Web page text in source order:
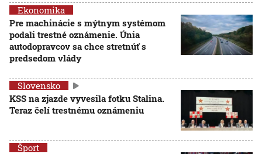
Ekonomika
Pre machinácie s mýtnym systémom
podali trestné oznámenie. Únia
autodopravcov sa chce stretnúť s
predsedom vlády
Slovensko
KSS na zjazde vyvesila fotku Stalina.
Teraz čelí trestnému oznámeniu
Šport